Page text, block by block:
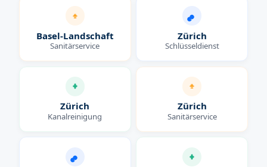
Basel-Landschaft
Sanitärservice
Zürich
Schlüsseldienst
Zürich
Kanalreinigung
Zürich
Sanitärservice